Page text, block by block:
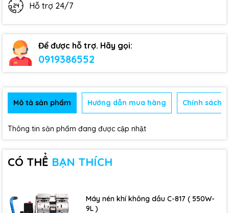
Hỗ trợ 24/7
Để được hỗ trợ. Hãy gọi:
0919386552
Mô tả sản phẩm Hướng dẫn mua hàng Chính sách
Thông tin sản phẩm đang được cập nhật
CÓ THỂ BẠN THÍCH
Máy nén khí không dầu C-817 ( 550W-
9L )